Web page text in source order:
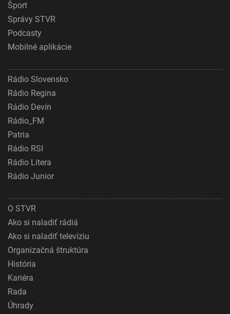
Šport
Správy STVR
Podcasty
Mobilné aplikácie
Rádio Slovensko
Rádio Regina
Rádio Devín
Rádio_FM
Patria
Rádio RSI
Rádio Litera
Rádio Junior
O STVR
Ako si naladiť rádiá
Ako si naladiť televíziu
Organizačná štruktúra
História
Kariéra
Rada
Úhrady